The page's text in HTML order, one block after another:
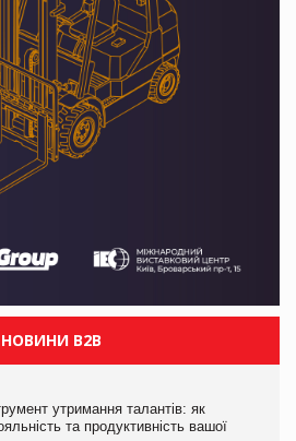
НОВИНИ B2B
утримання талантів: як
та продуктивність вашої